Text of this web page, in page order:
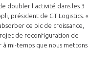
doubler l'activité dans les 3
président de GT Logistics. «
ce pic de croissance,
de reconfiguration de
à mi-temps que nous mettons